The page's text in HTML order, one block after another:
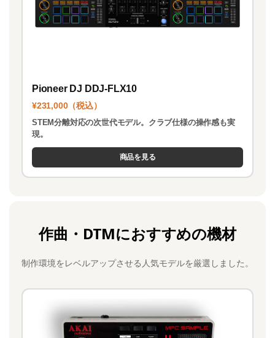
Pioneer DJ DDJ-FLX10
¥231,000（税込）
STEM分離対応の次世代モデル。クラブ仕様の操作感も実
現。
商品を見る
作曲・DTMにおすすめの機材
制作環境をレベルアップさせる人気モデルを厳選しました。